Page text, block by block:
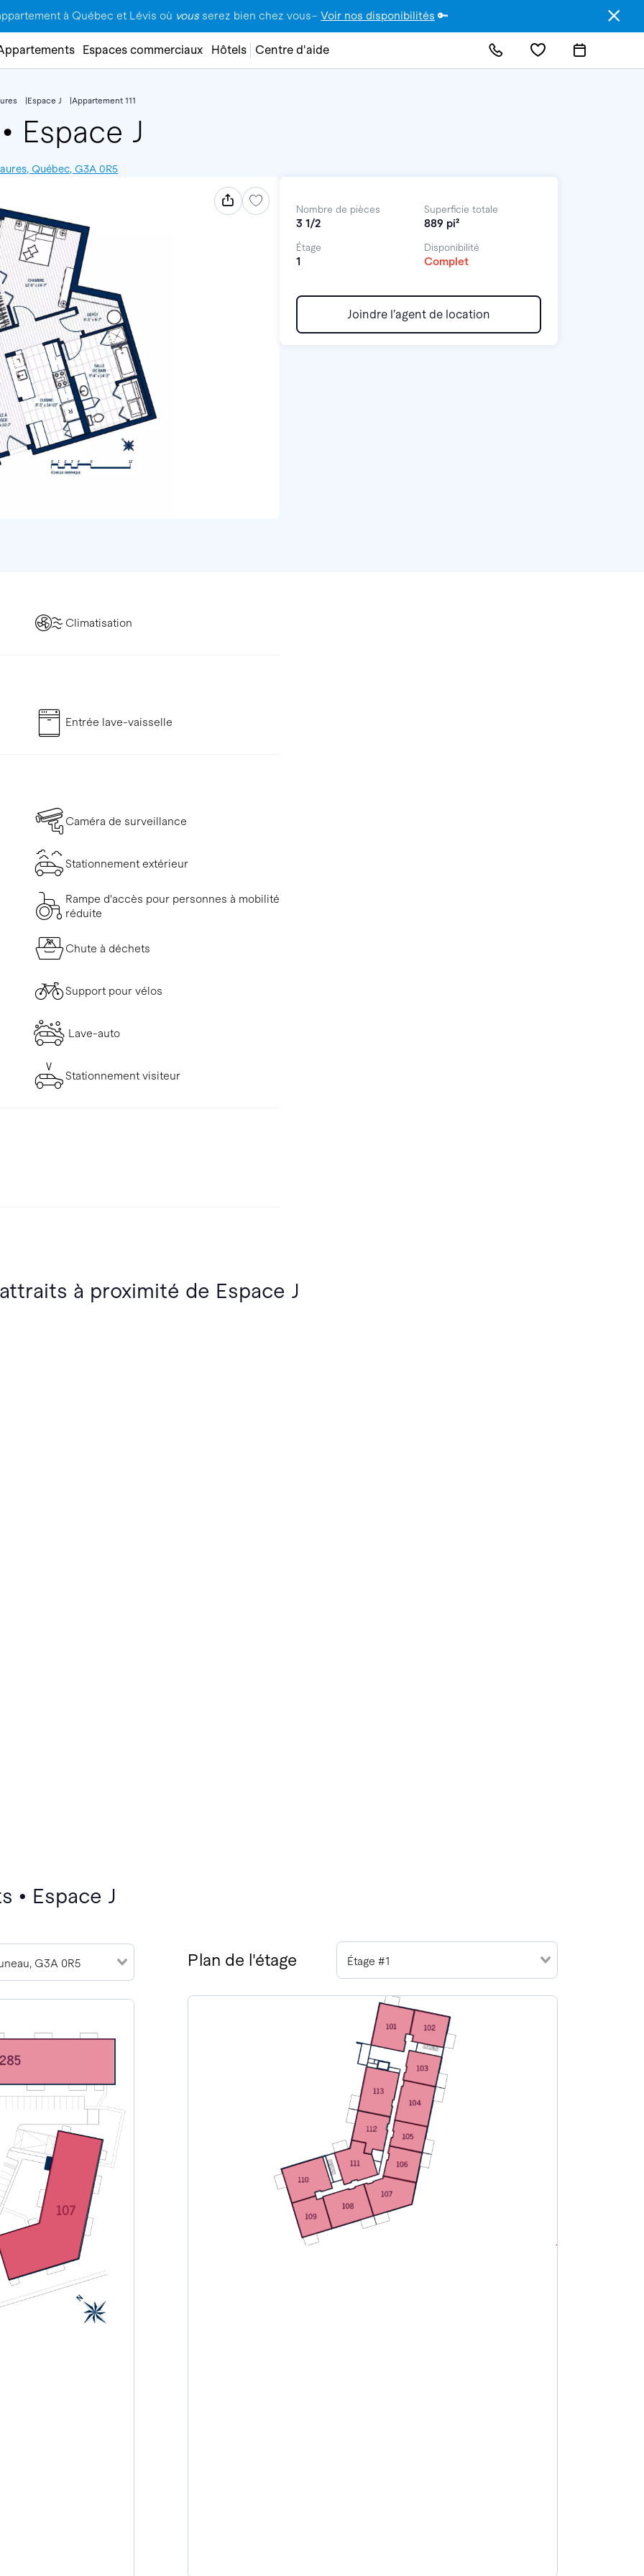
à Québec et Lévis où vous serez bien chez vous– Voir nos disponibilités 🔑
Espaces commerciaux Hôtels Centre d'aide
Espace J Appartement 111
• Espace J
Québec, G3A 0R5
Climatisation
Entrée lave-vaisselle
Caméra de surveillance
Stationnement extérieur
Rampe d'accès pour personnes à mobilité
réduite
Chute à déchets
Support pour vélos
Lave-auto
Stationnement visiteur
Nombre de pièces
3 1/2
Superficie totale
889 pi²
Étage
1
Disponibilité
Complet
Joindre l’agent de location
à proximité de Espace J
• Espace J
G3A 0R5 Plan de l'étage Étage #1